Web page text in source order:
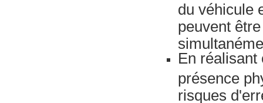
du véhicule
peuvent
En réalisant
présence
risques